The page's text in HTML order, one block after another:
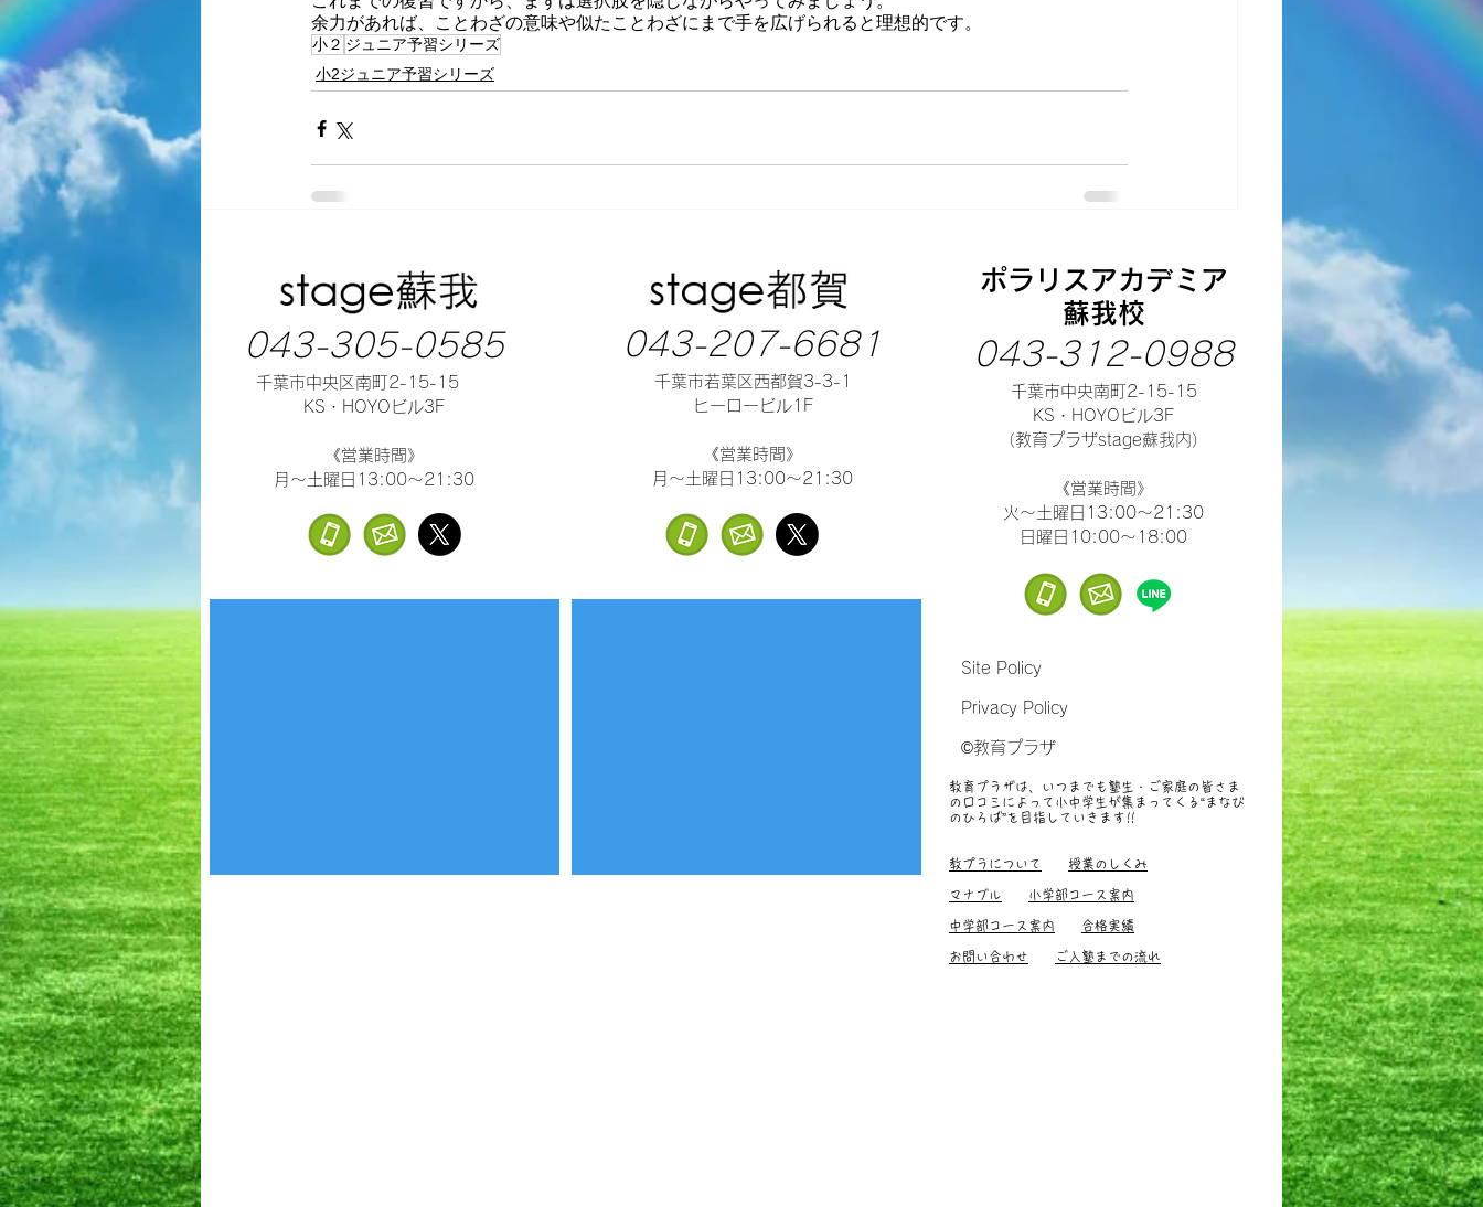
余力があれば、ことわざの意味や似たことわざにまで手を広げられると理想的です。
小２ ジュニア予習シリーズ
小2ジュニア予習シリーズ
043-305-0585
千葉市中央区南町2-15-15
KS・HOYOビル3F
《営業時間》
月～土曜日13:00～21:30
043-207-6681
千葉市若葉区西都賀3-3-1
ヒーロービル1F
《営業時間》
月～土曜日13:00～21:30
ポラリスアカデミア
蘇我校
043-312-0988
千葉市中央南町2-15-15
​KS・HOYOビル3F
（教育プラザstage蘇我内）
​《営業時間》
火～土曜日13:00～21:30
​日曜日10:00～18:00
Site Policy
Privacy Policy
©教育プラザ
教育プラザは、いつまでも塾生・ご家庭の皆さま
の口コミによって小中学生が集まってくる“まなび
のひろば”を目指していきます !!
教プラについて 授業のしくみ
マナブル 小学部コース案内
中学部コース案内 合格実績
お問い合わせ ご入塾までの流れ